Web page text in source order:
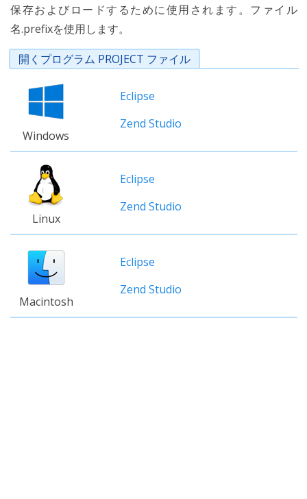
保存およびロードするために使用されます。ファイル
名.prefixを使用します。
開くプログラム PROJECT ファイル
Windows
Eclipse
Zend Studio
Linux
Eclipse
Zend Studio
Macintosh
Eclipse
Zend Studio